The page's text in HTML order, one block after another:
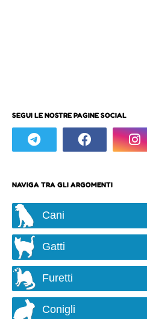
SEGUI LE NOSTRE PAGINE SOCIAL
NAVIGA TRA GLI ARGOMENTI
Cani
Razze e taglie
Scelta del cane
Alimentazione
Comportamento ed educazione
Igiene e cura
Gatti
Razze
Colori e genetica
Alimentazione
Furetti
Conosciamoli
Conigli